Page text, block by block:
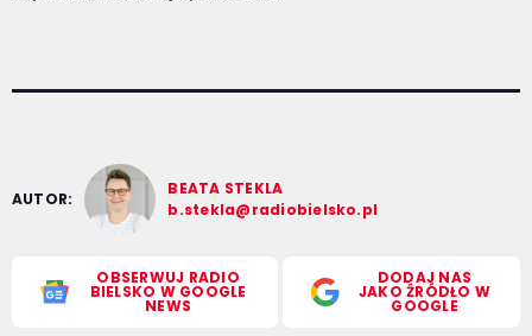
AUTOR:
BEATA STEKLA
b.stekla@radiobielsko.pl
OBSERWUJ RADIO
BIELSKO W GOOGLE
NEWS
DODAJ NAS
JAKO ŹRÓDŁO W
GOOGLE